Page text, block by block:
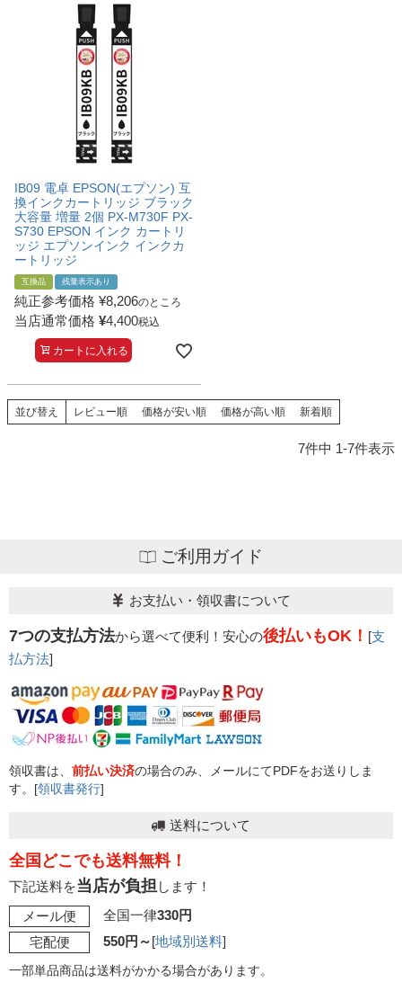
IB09 電卓 EPSON(エプソン) 互
換インクカートリッジ ブラック
大容量 増量 2個 PX-M730F PX-
S730 EPSON インク カートリ
ッジ エプソンインク インクカ
ートリッジ
互換品 残量表示あり
純正参考価格 ¥8,206のところ
当店通常価格 ¥4,400税込
カートに入れる
並び替え レビュー順 価格が安い順 価格が高い順 新着順
7件中 1-7件表示
ご利用ガイド
お支払い・領収書について
7つの支払方法から選べて便利！安心の後払いもOK！ [支
払方法]
領収書は、 前払い決済の場合のみ、メールにてPDFをお送りしま
す。[領収書発行]
送料について
全国どこでも送料無料！
下記送料を当店が負担します！
メール便
全国一律330円
宅配便
550円～[地域別送料]
一部単品商品は送料がかかる場合があります。